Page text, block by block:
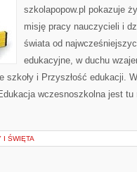
szkolapopow.pl pokazuje
misję pracy nauczycieli i
świata od
edukacyjne, w duchu
szkoły i Przyszłość edukacji.
wczesnoszkolna jest tu
I ŚWIĘTA